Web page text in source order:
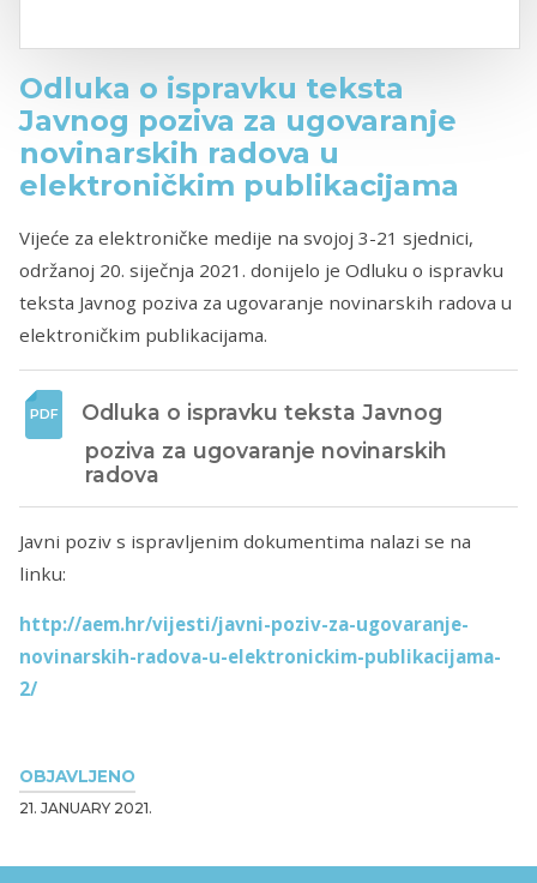
OBJAVLJENO
21. JANUARY 2021.
Odluka o ispravku teksta
Javnog poziva za ugovaranje
novinarskih radova u
elektroničkim publikacijama
Vijeće za elektroničke medije na svojoj 3-21 sjednici,
održanoj 20. siječnja 2021. donijelo je Odluku o ispravku
teksta Javnog poziva za ugovaranje novinarskih radova u
elektroničkim publikacijama.
Odluka o ispravku teksta Javnog
poziva za ugovaranje novinarskih
radova
Javni poziv s ispravljenim dokumentima nalazi se na
linku:
http://aem.hr/vijesti/javni-poziv-za-ugovaranje-
novinarskih-radova-u-elektronickim-publikacijama-
2/